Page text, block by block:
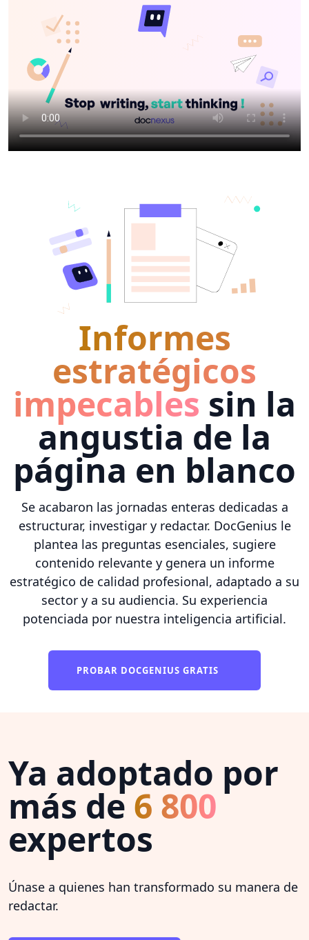
Informes
estratégicos
impecables sin la
angustia de la
página en blanco
Se acabaron las jornadas enteras dedicadas a
estructurar, investigar y redactar. DocGenius le
plantea las preguntas esenciales, sugiere
contenido relevante y genera un informe
estratégico de calidad profesional, adaptado a su
sector y a su audiencia. Su experiencia
potenciada por nuestra inteligencia artificial.
PROBAR DOCGENIUS GRATIS
Ya adoptado por
más de 6 800
expertos
Únase a quienes han transformado su manera de
redactar.